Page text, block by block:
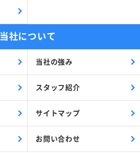
当社について
当社の強み
スタッフ紹介
サイトマップ
お問い合わせ